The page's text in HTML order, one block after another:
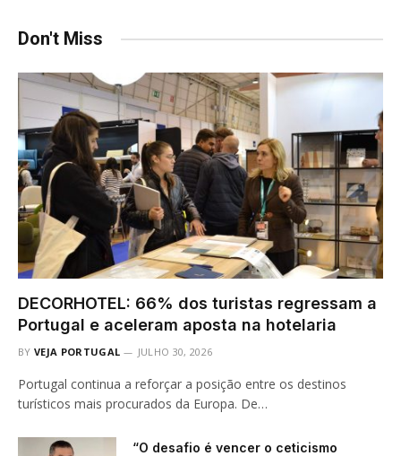
Don't Miss
DECORHOTEL: 66% dos turistas regressam a
Portugal e aceleram aposta na hotelaria
BY VEJA PORTUGAL JULHO 30, 2026
Portugal continua a reforçar a posição entre os destinos
turísticos mais procurados da Europa. De…
“O desafio é vencer o ceticismo